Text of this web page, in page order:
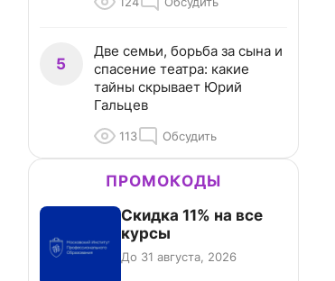
5
Две семьи, борьба за сына и
спасение театра: какие
тайны скрывает Юрий
Гальцев
113 Обсудить
ПРОМОКОДЫ
Скидка 11% на все
курсы
До 31 августа, 2026